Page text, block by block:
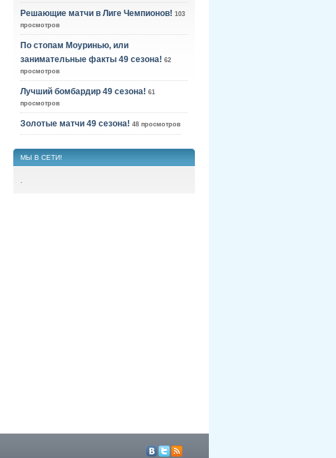
Решающие матчи в Лиге Чемпионов! 103
просмотров
По стопам Моуринью, или
занимательные факты 49 сезона! 62
просмотров
Лучший бомбардир 49 сезона! 61
просмотров
Золотые матчи 49 сезона! 48 просмотров
МЫ В СЕТИ!
.